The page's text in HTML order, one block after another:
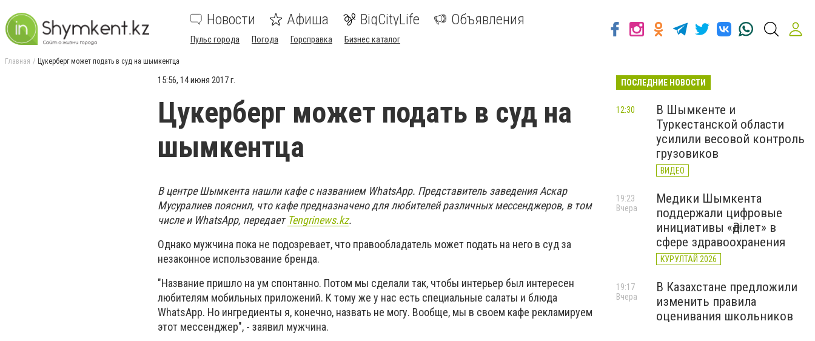
Новости Афиша BigCityLife Объявления
Пульс города Погода Горсправка Бизнес каталог
Главная Цукерберг может подать в суд на шымкентца
15:56, 14 июня 2017 г.
Цукерберг может подать в суд на
шымкентца
В центре Шымкента нашли кафе с названием WhatsApp. Представитель заведения Аскар
Мусуралиев пояснил, что кафе предназначено для любителей различных мессенджеров, в том
числе и WhatsApp, передает Tengrinews.kz.
Однако мужчина пока не подозревает, что правообладатель может подать на него в суд за
незаконное использование бренда.
"Название пришло на ум спонтанно. Потом мы сделали так, чтобы интерьер был интересен
любителям мобильных приложений. К тому же у нас есть специальные салаты и блюда
WhatsApp. Но ингредиенты я, конечно, назвать не могу. Вообще, мы в своем кафе рекламируем
этот мессенджер", - заявил мужчина.
ПОСЛЕДНИЕ НОВОСТИ
В Шымкенте и
Туркестанской области
усилили весовой контроль
грузовиков
ВИДЕО
12:30
Медики Шымкента
поддержали цифровые
инициативы «Әділет» в
сфере здравоохранения
КУРУЛТАЙ 2026
19:23
Вчера
В Казахстане предложили
изменить правила
оценивания школьников
19:17
Вчера